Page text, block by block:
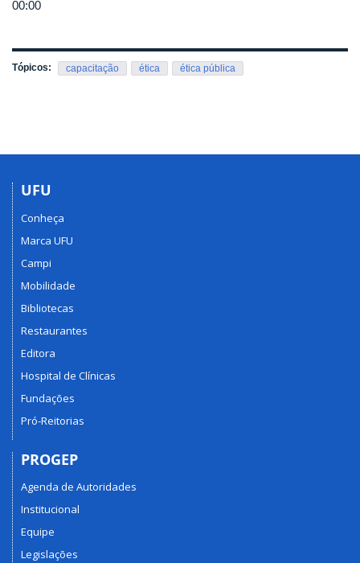
00:00
Tópicos: capacitação ética ética pública
UFU
Conheça
Marca UFU
Campi
Mobilidade
Bibliotecas
Restaurantes
Editora
Hospital de Clínicas
Fundações
Pró-Reitorias
PROGEP
Agenda de Autoridades
Institucional
Equipe
Legislações